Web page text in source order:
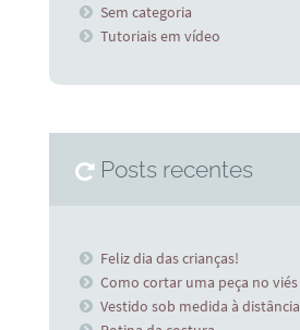
Sem categoria
Tutoriais em vídeo
Posts recentes
Feliz dia das crianças!
Como cortar uma peça no viés
Vestido sob medida à distância